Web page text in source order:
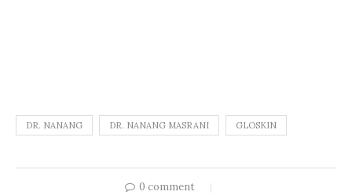
DR. NANANG DR. NANANG MASRANI GLOSKIN
0 comment